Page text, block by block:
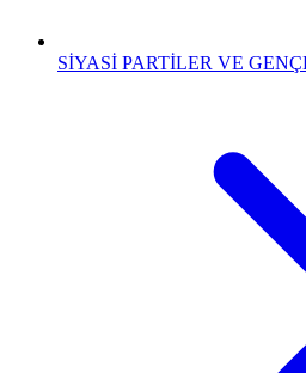
SİYASİ PARTİLER VE